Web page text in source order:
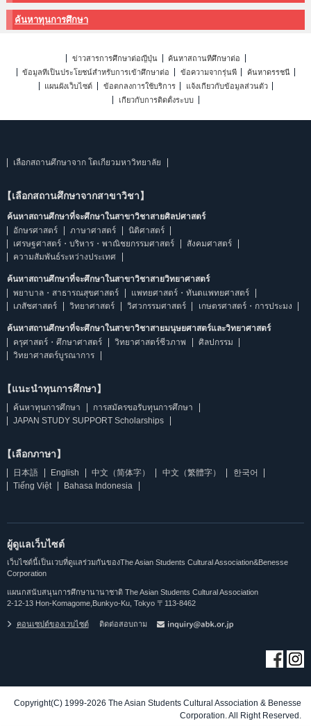
ค้นหาทุนการศึกษา
ข่าวสารการศึกษาต่อญี่ปุ่น
ค้นหาสถานที่ศึกษาต่อ
ข้อมูลที่เป็นประโยชน์สำหรับการเข้าศึกษาต่อ
ข้อความจากรุ่นพี่
ค้นหาดรรชนี
แผนผังเว็บไซต์
ข้อตกลงการใช้บริการ
แจ้งเกี่ยวกับข้อมูลส่วนตัว
เกี่ยวกับการติดตั้งระบบ
เลือกสถานศึกษาจาก โตเกียวมหาวิทยาลัย
【เลือกสถานศึกษาจากสาขาวิชา】
ค้นหาสถานศึกษาที่จะศึกษาในสาขาวิชาสายศิลปศาสตร์
อักษรศาสตร์
ภาษาศาสตร์
นิติศาสตร์
เศรษฐศาสตร์・บริหาร・พาณิชยกรรมศาสตร์
สังคมศาสตร์
ความสัมพันธ์ระหว่างประเทศ
ค้นหาสถานศึกษาที่จะศึกษาในสาขาวิชาสายวิทยาศาสตร์
พยาบาล・สาธารณสุขศาสตร์
แพทยศาสตร์・ทันตแพทยศาสตร์
เภสัชศาสตร์
วิทยาศาสตร์ วิศวกรรมศาสตร์ เกษตรศาสตร์・การประมง
ค้นหาสถานศึกษาที่จะศึกษาในสาขาวิชาสายมนุษยศาสตร์และวิทยาศาสตร์
ครุศาสตร์・ศึกษาศาสตร์
วิทยาศาสตร์ชีวภาพ
ศิลปกรรม
วิทยาศาสตร์บูรณาการ
【แนะนำทุนการศึกษา】
ค้นหาทุนการศึกษา
การสมัครขอรับทุนการศึกษา
JAPAN STUDY SUPPORT Scholarships
【เลือกภาษา】
日本語 English 中文（简体字） 中文（繁體字）
한국어
Tiếng Việt
Bahasa Indonesia
ผู้ดูแลเว็บไซต์
เว็บไซต์นี้เป็นเวบที่ดูแลร่วมกันของThe Asian Students Cultural Association&Benesse
Corporation
แผนกสนับสนุนการศึกษานานาชาติ The Asian Students Cultural Association
2-12-13 Hon-Komagome,Bunkyo-Ku, Tokyo 〒113-8462
คอนเซปต์ของเวบไซต์ ติดต่อสอบถาม
Copyright(C) 1999-2026 The Asian Students Cultural Association & Benesse
Corporation. All Right Reserved.